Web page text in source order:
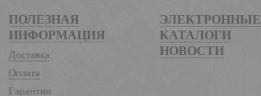
ПОЛЕЗНАЯ
ИНФОРМАЦИЯ
Доставка
Оплата
Гарантии
ЭЛЕКТРОННЫЕ
КАТАЛОГИ
НОВОСТИ